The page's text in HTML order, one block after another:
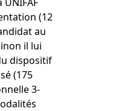
(12
au
il lui
dispositif
(175
3-